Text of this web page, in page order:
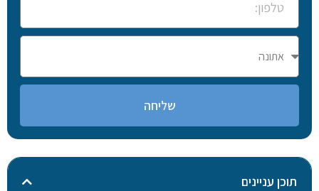
שליחה
תוכן עניינים